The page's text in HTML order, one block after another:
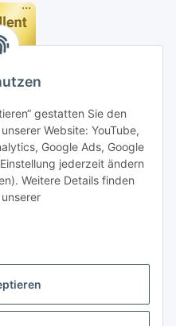
gestatten Sie den
Website: YouTube,
Google Ads, Google
jederzeit ändern
Weitere Details finden